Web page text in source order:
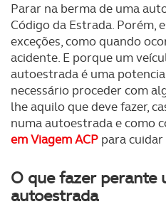
Parar na berma de uma
Código da Estrada. Porém,
exceções, como quando
acidente. E porque um
autoestrada é uma
necessário proceder com
lhe aquilo que deve fazer,
numa autoestrada e como
em Viagem ACP para cuidar
O que fazer perante
autoestrada